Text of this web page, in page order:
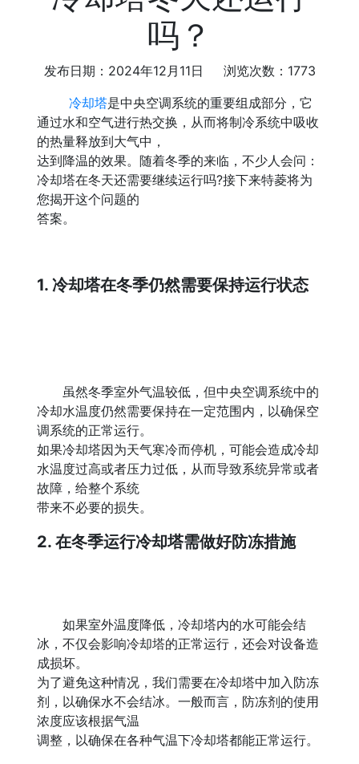
吗？
发布日期：2024年12月11日 浏览次数：1773
冷却塔是中央空调系统的重要组成部分，它
通过水和空气进行热交换，从而将制冷系统中吸收
的热量释放到大气中，
达到降温的效果。随着冬季的来临，不少人会问：
冷却塔在冬天还需要继续运行吗?接下来特菱将为
您揭开这个问题的
答案。
1. 冷却塔在冬季仍然需要保持运行状态
虽然冬季室外气温较低，但中央空调系统中的
冷却水温度仍然需要保持在一定范围内，以确保空
调系统的正常运行。
如果冷却塔因为天气寒冷而停机，可能会造成冷却
水温度过高或者压力过低，从而导致系统异常或者
故障，给整个系统
带来不必要的损失。
2. 在冬季运行冷却塔需做好防冻措施
如果室外温度降低，冷却塔内的水可能会结
冰，不仅会影响冷却塔的正常运行，还会对设备造
成损坏。
为了避免这种情况，我们需要在冷却塔中加入防冻
剂，以确保水不会结冰。一般而言，防冻剂的使用
浓度应该根据气温
调整，以确保在各种气温下冷却塔都能正常运行。